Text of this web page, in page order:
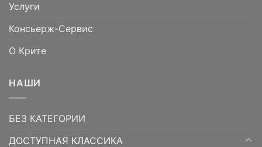
Услуги
Консьерж-Сервис
О Крите
НАШИ
БЕЗ КАТЕГОРИИ
ДОСТУПНАЯ КЛАССИКА